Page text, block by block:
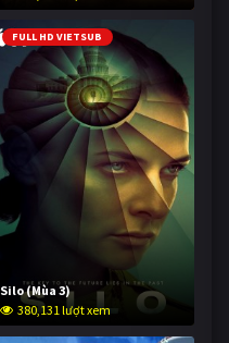
FULL HD VIETSUB
Silo (Mùa 3)
380,131 lượt xem